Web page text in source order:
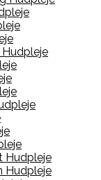
Hudpleje
Hudpleje